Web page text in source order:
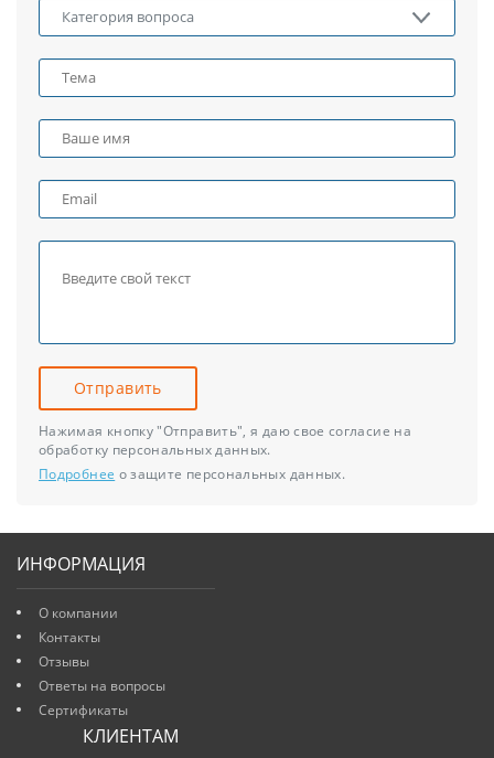
Отправить
Нажимая кнопку "Отправить", я даю свое согласие на
обработку персональных данных.
Подробнее о защите персональных данных.
ИНФОРМАЦИЯ
О компании
Контакты
Отзывы
Ответы на вопросы
Сертификаты
КЛИЕНТАМ